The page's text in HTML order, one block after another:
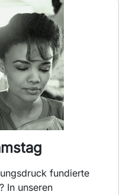
fundierte
In unseren